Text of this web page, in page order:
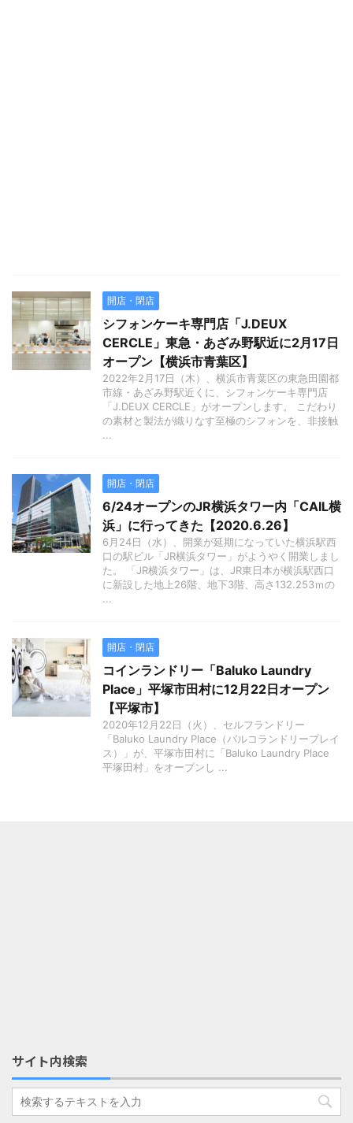
開店・閉店
シフォンケーキ専門店「J.DEUX
CERCLE」東急・あざみ野駅近に2月17日
オープン【横浜市青葉区】
2022年2月17日（木）、横浜市青葉区の東急田園都
市線・あざみ野駅近くに、シフォンケーキ専門店
「J.DEUX CERCLE」がオープンします。 こだわり
の素材と製法が織りなす至極のシフォンを、非接触
...
開店・閉店
6/24オープンのJR横浜タワー内「CAIL横
浜」に行ってきた【2020.6.26】
6月24日（水）、開業が延期になっていた横浜駅西
口の駅ビル「JR横浜タワー」がようやく開業しまし
た。 「JR横浜タワー」は、JR東日本が横浜駅西口
に新設した地上26階、地下3階、高さ132.253ｍの
...
開店・閉店
コインランドリー「Baluko Laundry
Place」平塚市田村に12月22日オープン
【平塚市】
2020年12月22日（火）、セルフランドリー
「Baluko Laundry Place（バルコランドリープレイ
ス）」が、平塚市田村に「Baluko Laundry Place
平塚田村」をオープンし ...
サイト内検索